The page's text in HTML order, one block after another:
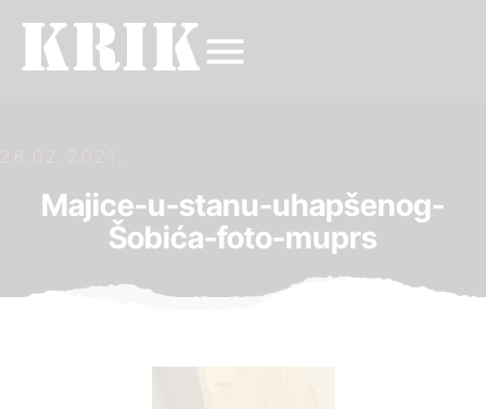
26.02.2021.
Majice-u-stanu-uhapšenog-
Šobića-foto-muprs